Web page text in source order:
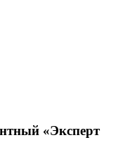
«Эксперт